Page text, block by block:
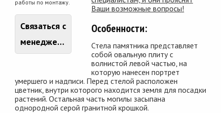
работы по монтажу.
Связаться с
менеджером
Ваши возможные вопросы!
Особенности:
Стела памятника представляет
собой овальную плиту с
волнистой левой частью, на
которую нанесен портрет
умершего и надписи. Перед стелой расположен
цветник, внутри которого находится земля для посадки
растений. Остальная часть могилы засыпана
однородной серой гранитной крошкой.